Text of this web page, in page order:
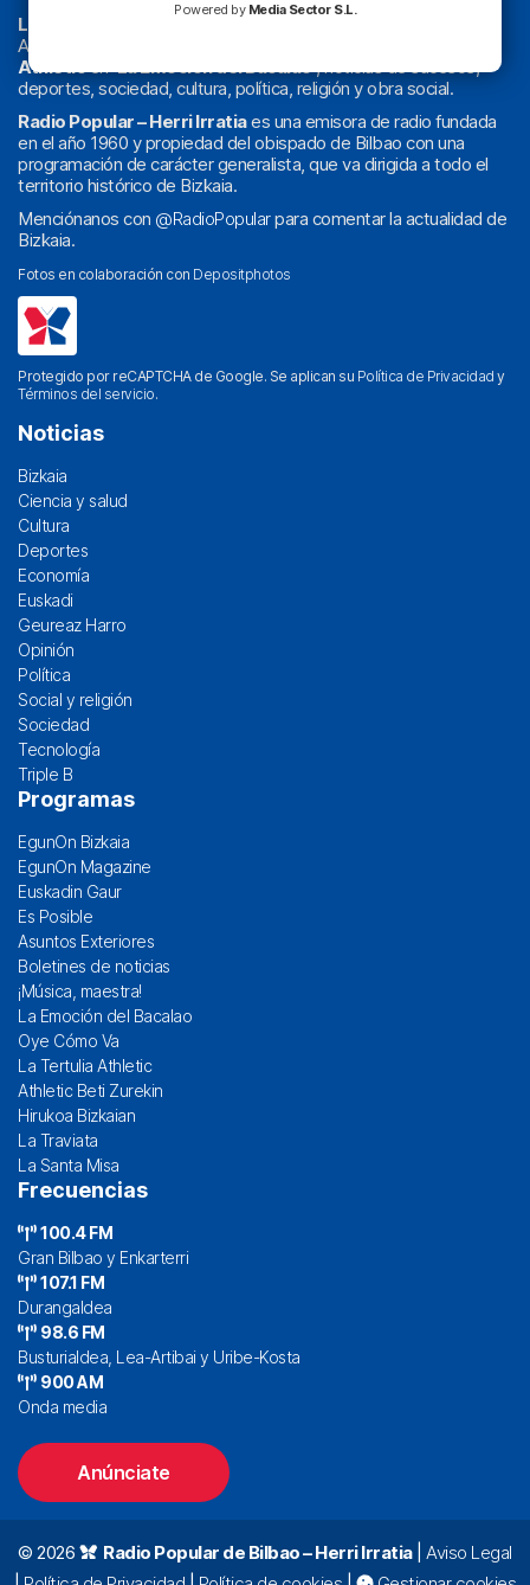
La radio sin cadenas
. Desde 1960 haciendo radio en Bilbao.
Actualidad y
Athletic
deportes, sociedad, cultura, política, religión y obra social.
Radio Popular – Herri Irratiaes una emisora de radio fundada
en el año 1960 y propiedad del obispado de Bilbao con una
programación de carácter generalista, que va dirigida a todo el
territorio histórico de Bizkaia.
Menciónanos con @RadioPopularpara comentar la actualidad de
Bizkaia.
Fotos en colaboración con Depositphotos
Protegido por reCAPTCHA de Google. Se aplican su Política de Privacidad y
Términos del servicio.
Noticias
Bizkaia
Ciencia y salud
Cultura
Deportes
Economía
Euskadi
Geureaz Harro
Opinión
Política
Social y religión
Sociedad
Tecnología
Triple B
Programas
EgunOn Bizkaia
EgunOn Magazine
Euskadin Gaur
Es Posible
Asuntos Exteriores
Boletines de noticias
¡Música, maestra!
La Emoción del Bacalao
Oye Cómo Va
La Tertulia Athletic
Athletic Beti Zurekin
Hirukoa Bizkaian
La Traviata
La Santa Misa
Frecuencias
100.4 FM
Gran Bilbao y Enkarterri
107.1 FM
Durangaldea
98.6 FM
Busturialdea, Lea-Artibai y Uribe-Kosta
900 AM
Onda media
Anúnciate
© 2026 Radio Popular de Bilbao – Herri Irratia| Aviso Legal
Powered by Media Sector S.L.